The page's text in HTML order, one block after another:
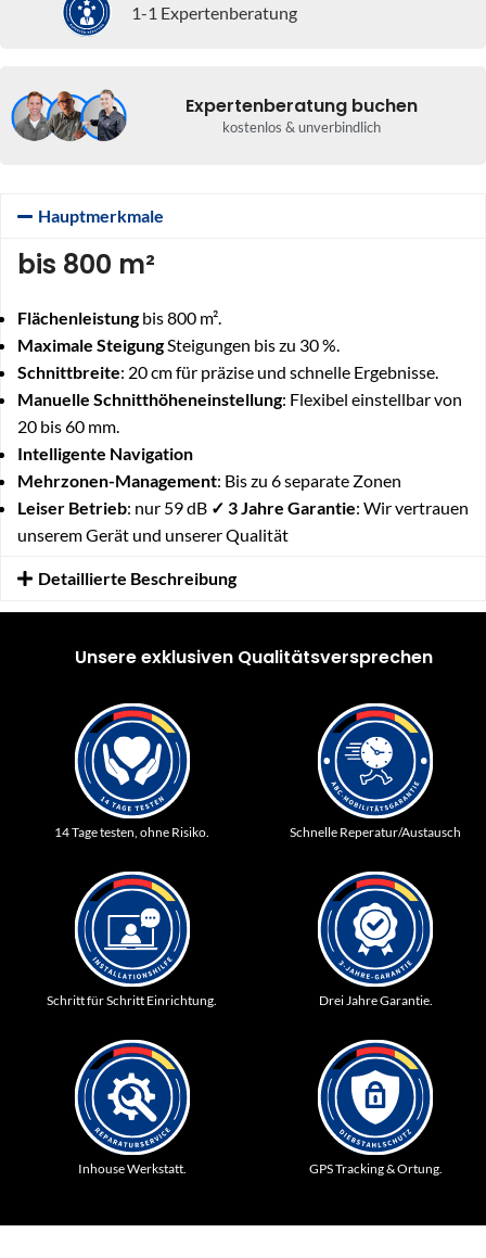
1-1 Expertenberatung
Expertenberatung buchen
kostenlos & unverbindlich
Hauptmerkmale
bis 800 m²
Flächenleistungbis 800 m².
Maximale SteigungSteigungen bis zu 30 %.
Schnittbreite: 20 cm für präzise und schnelle Ergebnisse.
Manuelle Schnitthöheneinstellung: Flexibel einstellbar von
20 bis 60 mm.
Intelligente Navigation
Mehrzonen-Management: Bis zu 6 separate Zonen
Leiser Betrieb: nur 59 dB ✓ 3 Jahre Garantie: Wir vertrauen
unserem Gerät und unserer Qualität
Detaillierte Beschreibung
Unsere exklusiven Qualitätsversprechen
14 Tage testen, ohne Risiko. Schnelle Reperatur/Austausch
Schritt für Schritt Einrichtung. Drei Jahre Garantie.
Inhouse Werkstatt. GPS Tracking & Ortung.